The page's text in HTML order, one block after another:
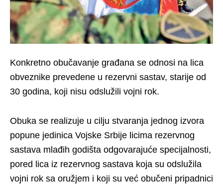
Konkretno obučavanje građana se odnosi na lica
obveznike prevedene u rezervni sastav, starije od
30 godina, koji nisu odslužili vojni rok.
Obuka se realizuje u cilju stvaranja jednog izvora
popune jedinica Vojske Srbije licima rezervnog
sastava mlađih godišta odgovarajuće specijalnosti,
pored lica iz rezervnog sastava koja su odslužila
vojni rok sa oružjem i koji su već obučeni pripadnici